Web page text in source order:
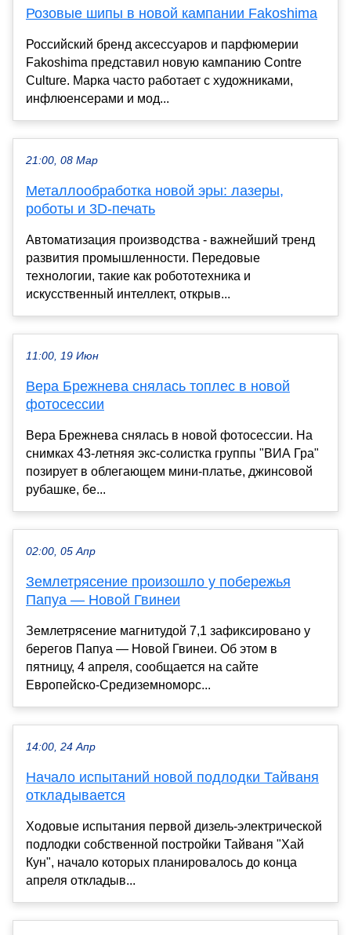
Розовые шипы в новой кампании Fakoshima
Российский бренд аксессуаров и парфюмерии
Fakoshima представил новую кампанию Contre
Culture. Марка часто работает с художниками,
инфлюенсерами и мод...
21:00, 08 Мар
Металлообработка новой эры: лазеры,
роботы и 3D-печать
Автоматизация производства - важнейший тренд
развития промышленности. Передовые
технологии, такие как робототехника и
искусственный интеллект, открыв...
11:00, 19 Июн
Вера Брежнева снялась топлес в новой
фотосессии
Вера Брежнева снялась в новой фотосессии. На
снимках 43-летняя экс-солистка группы "ВИА Гра"
позирует в облегающем мини-платье, джинсовой
рубашке, бе...
02:00, 05 Апр
Землетрясение произошло у побережья
Папуа — Новой Гвинеи
Землетрясение магнитудой 7,1 зафиксировано у
берегов Папуа — Новой Гвинеи. Об этом в
пятницу, 4 апреля, сообщается на сайте
Европейско-Средиземноморс...
14:00, 24 Апр
Начало испытаний новой подлодки Тайваня
откладывается
Ходовые испытания первой дизель-электрической
подлодки собственной постройки Тайваня "Хай
Кун", начало которых планировалось до конца
апреля откладыв...